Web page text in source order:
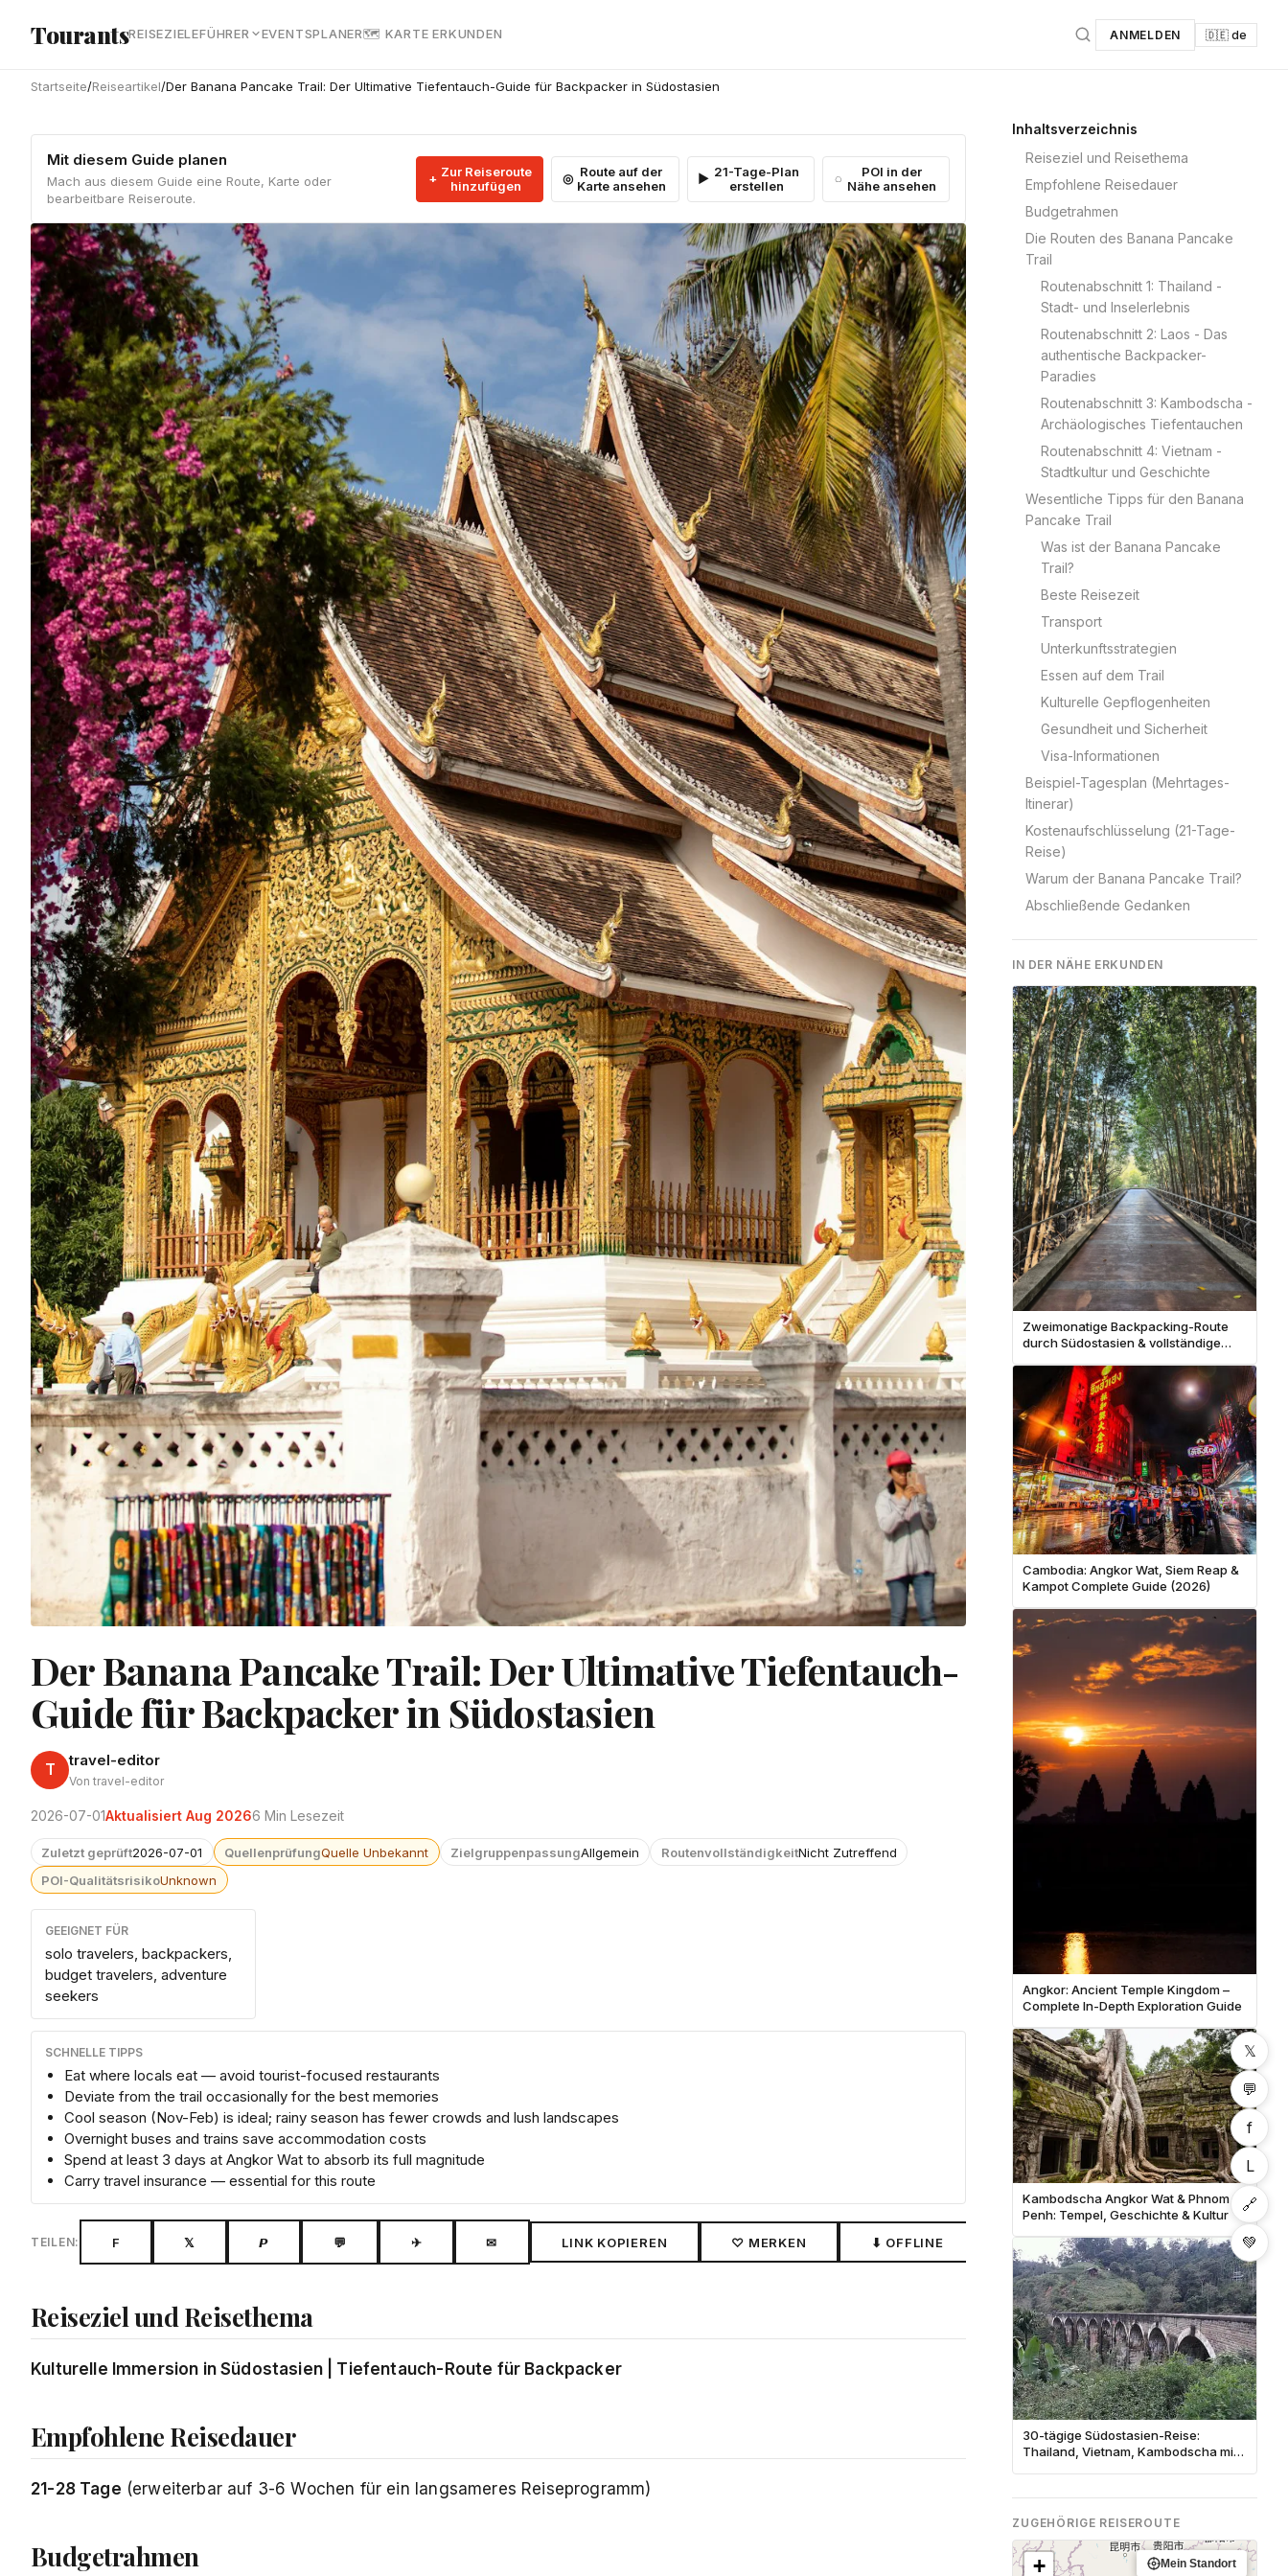
TourantsREISEZIELEFÜHRER EVENTSPLANER🗺 KARTE ERKUNDEN ANMELDEN 🇩🇪 de
Startseite/Reiseartikel/Der Banana Pancake Trail: Der Ultimative Tiefentauch-Guide für Backpacker in Südostasien
Mit diesem Guide planen
Mach aus diesem Guide eine Route, Karte oder
bearbeitbare Reiseroute.
Zur Reiseroute
hinzufügen
Route auf der
Karte ansehen
21-Tage-Plan
erstellen
POI in der
Nähe ansehen
Der Banana Pancake Trail: Der Ultimative Tiefentauch-
Guide für Backpacker in Südostasien
T travel-editor
Von travel-editor
2026-07-01Aktualisiert Aug 20266 Min Lesezeit
Zuletzt geprüft2026-07-01 QuellenprüfungQuelle Unbekannt ZielgruppenpassungAllgemein RoutenvollständigkeitNicht Zutreffend
POI-QualitätsrisikoUnknown
GEEIGNET FÜR
solo travelers, backpackers,
budget travelers, adventure
seekers
SCHNELLE TIPPS
Eat where locals eat — avoid tourist-focused restaurants
Deviate from the trail occasionally for the best memories
Cool season (Nov-Feb) is ideal; rainy season has fewer crowds and lush landscapes
Overnight buses and trains save accommodation costs
Spend at least 3 days at Angkor Wat to absorb its full magnitude
Carry travel insurance — essential for this route
TEILEN: F 𝕏 𝙋 💬 ✈ ✉ LINK KOPIEREN ♡ MERKEN ⬇ OFFLINE
Reiseziel und Reisethema
Kulturelle Immersion in Südostasien | Tiefentauch-Route für Backpacker
Empfohlene Reisedauer
21-28 Tage (erweiterbar auf 3-6 Wochen für ein langsameres Reiseprogramm)
Budgetrahmen
Inhaltsverzeichnis
Reiseziel und Reisethema
Empfohlene Reisedauer
Budgetrahmen
Die Routen des Banana Pancake
Trail
Routenabschnitt 1: Thailand -
Stadt- und Inselerlebnis
Routenabschnitt 2: Laos - Das
authentische Backpacker-
Paradies
Routenabschnitt 3: Kambodscha -
Archäologisches Tiefentauchen
Routenabschnitt 4: Vietnam -
Stadtkultur und Geschichte
Wesentliche Tipps für den Banana
Pancake Trail
Was ist der Banana Pancake
Trail?
Beste Reisezeit
Transport
Unterkunftsstrategien
Essen auf dem Trail
Kulturelle Gepflogenheiten
Gesundheit und Sicherheit
Visa-Informationen
Beispiel-Tagesplan (Mehrtages-
Itinerar)
Kostenaufschlüsselung (21-Tage-
Reise)
Warum der Banana Pancake Trail?
Abschließende Gedanken
IN DER NÄHE ERKUNDEN
Zweimonatige Backpacking-Route
durch Südostasien & vollständige
Cambodia: Angkor Wat, Siem Reap &
Kampot Complete Guide (2026)
Angkor: Ancient Temple Kingdom –
Complete In-Depth Exploration Guide
Kambodscha Angkor Wat & Phnom
Penh: Tempel, Geschichte & Kultur
30-tägige Südostasien-Reise:
Thailand, Vietnam, Kambodscha mit
ZUGEHÖRIGE REISEROUTE
+
Mein Standort
𝕏
💬
f
L
🔗
💚